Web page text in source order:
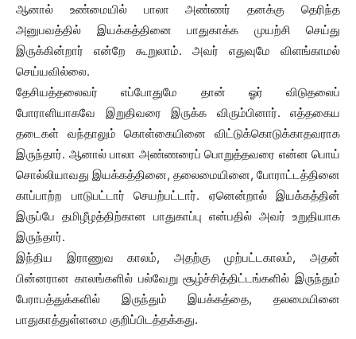
ஆனால் உண்மையில் பாலா அண்ணர் தனக்கு தெரிந்த
அனுபவத்தில் இயக்கத்தினை பாதுகாக்க முயற்சி செய்து
இருக்கின்றார் என்றே கூறுலாம். அவர் எதுவுமே விளங்காமல்
செய்யவில்லை.
தேசியத்தலைவர் எப்போதுமே தான் ஓர் விடுதலைப்
போராளியாகவே இறுதிவரை இருக்க விரும்பினார். எத்தகைய
தடைகள் வந்தாலும் கொள்கையினை விட்டுக்கொடுக்காதவராக
இருந்தார். ஆனால் பாலா அண்ணரைப் பொறுத்தவரை என்ன பொய்
சொல்லியாவது இயக்கத்தினை, தலைமையினை, போராட்டத்தினை
காப்பாற்ற பாடுபட்டார் செயற்பட்டார். ஏனென்றால் இயக்கத்தின்
இருப்பே தமிழீழத்திற்கான பாதுகாப்பு என்பதில் அவர் உறுதியாக
இருந்தார்.
இந்திய இராணுவ காலம், அதற்கு முற்பட்டகாலம், அதன்
பின்னரான காலங்களில் பல்வேறு சூழ்ச்சித்திட்டங்களில் இருந்தும்
பேராபத்துக்களில் இருந்தும் இயக்கத்தை, தலமையினை
பாதுகாத்துள்ளமை குறிப்பிடத்தக்கது.